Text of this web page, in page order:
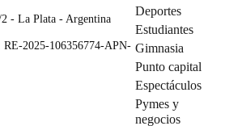
- La Plata - Argentina
2025-106356774-APN-
Deportes
Estudiantes
Gimnasia
Punto capital
Espectáculos
Pymes y
negocios